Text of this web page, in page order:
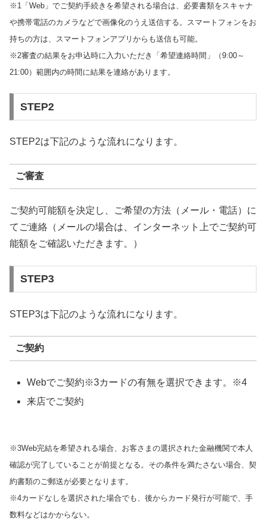
※1「Web」でご契約手続きを希望される場合は、必要書類をスキャナ
や携帯電話のカメラなどで画像化のうえ送信する。スマートフォンをお
持ちの方は、スマートフォンアプリからも送信も可能。
※2審査の結果をお申込時に入力いただき「希望連絡時間」（9:00～
21:00）範囲内の時間に結果を連絡があります。
STEP2
STEP2は下記のような流れになります。
ご審査
ご契約可能額を決定し、ご希望の方法（メール・電話）に
てご連絡（メールの場合は、インターネット上でご契約可
能額をご確認いただきます。）
STEP3
STEP3は下記のような流れになります。
ご契約
Webでご契約※3カードの有無を選択できます。※4
来店でご契約
※3Web完結を希望される場合、お客さまの選択された金融機関で本人
確認が完了していることが前提となる。その条件を満たさない場合、契
約書類のご郵送が必要となります。
※4カードなしを選択された場合でも、後からカード発行が可能で、手
数料などはかからない。